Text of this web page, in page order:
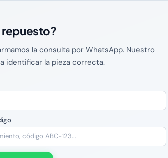
repuesto?
la consulta por WhatsApp. Nuestro
identificar la pieza correcta.